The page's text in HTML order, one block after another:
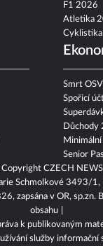
CZECH
Schmolkové 3493/1,
zapsána v OR, sp.zn.
obsahu
k publikovaným
služby informační
F1 2026
Atletika
Smrt
Spořicí
Důchody
Senior